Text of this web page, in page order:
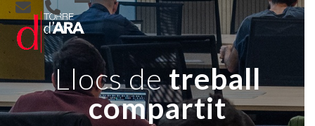
Skip
to
content
Open
mobile
menu
Close
mobile
menu
Llocs detreball
compartit